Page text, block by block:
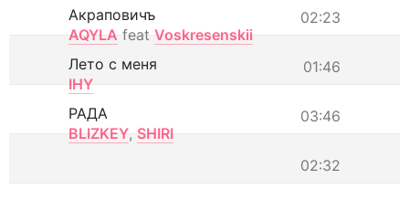
02:23
Акраповичъ
AQYLA feat Voskresenskii
01:46
Лето с меня
IHY
03:46
РАДА
BLIZKEY, SHIRI
02:32